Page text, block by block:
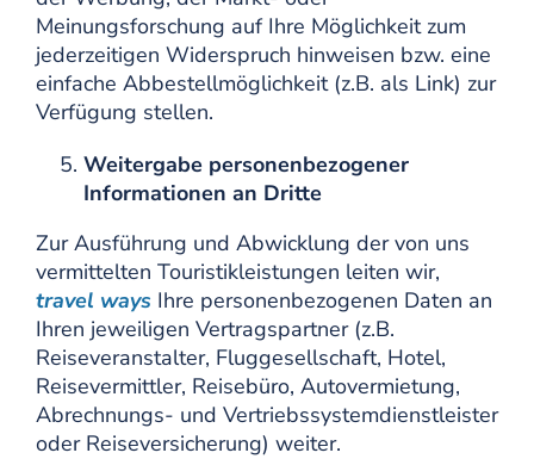
Meinungsforschung auf Ihre Möglichkeit zum
jederzeitigen Widerspruch hinweisen bzw. eine
einfache Abbestellmöglichkeit (z.B. als Link) zur
Verfügung stellen.
Weitergabe personenbezogener
Informationen an Dritte
Zur Ausführung und Abwicklung der von uns
vermittelten Touristikleistungen leiten wir,
travel ways Ihre personenbezogenen Daten an
Ihren jeweiligen Vertragspartner (z.B.
Reiseveranstalter, Fluggesellschaft, Hotel,
Reisevermittler, Reisebüro, Autovermietung,
Abrechnungs- und Vertriebssystemdienstleister
oder Reiseversicherung) weiter.